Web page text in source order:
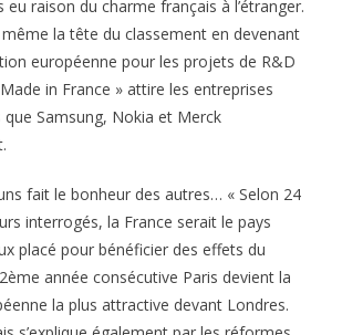
eu raison du charme français à l’étranger.
la tête du classement en devenant
européenne pour les projets de R&D
in France » attire les entreprises
Samsung, Nokia et Merck
fait le bonheur des autres… « Selon 24
interrogés, la France serait le pays
placé pour bénéficier des effets du
année consécutive Paris devient la
la plus attractive devant Londres.